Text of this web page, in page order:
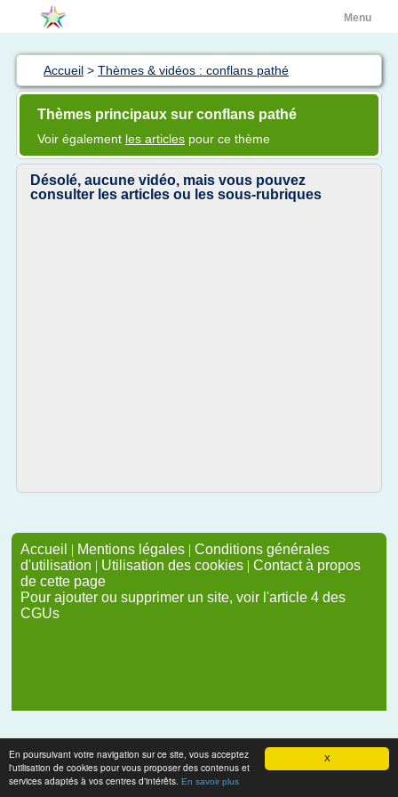
X
En poursuivant votre navigation sur ce site, vous acceptez
l'utilisation de cookies pour vous proposer des contenus et
services adaptés à vos centres d'intérêts. En savoir plus
Menu
Accueil > Thèmes & vidéos : conflans pathé
Thèmes principaux sur conflans pathé
Voir également les articles pour ce thème
Désolé, aucune vidéo, mais vous pouvez
consulter les articles ou les sous-rubriques
Accueil | Mentions légales | Conditions générales
d'utilisation | Utilisation des cookies | Contact à propos
de cette page
Pour ajouter ou supprimer un site, voir l'article 4 des
CGUs